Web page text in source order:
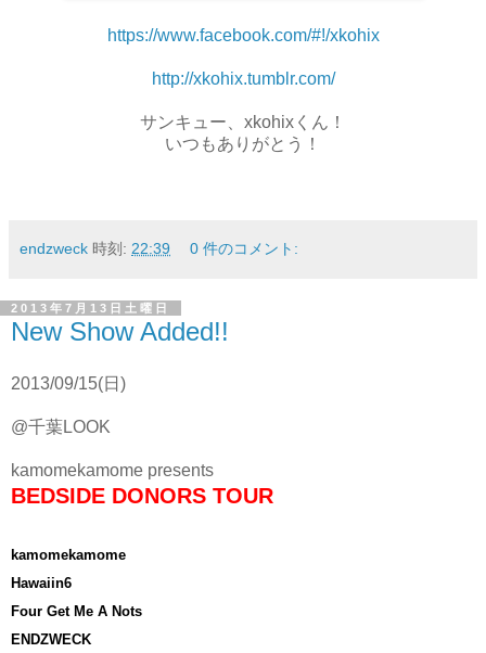
https://www.facebook.com/#!/xkohix
http://xkohix.tumblr.com/
サンキュー、xkohixくん！
いつもありがとう！
endzweck 時刻: 22:39 0 件のコメント:
2013年7月13日土曜日
New Show Added!!
2013/09/15(日)
@千葉LOOK
kamomekamome presents
BEDSIDE DONORS TOUR
kamomekamome
Hawaiin6
Four Get Me A Nots
ENDZWECK